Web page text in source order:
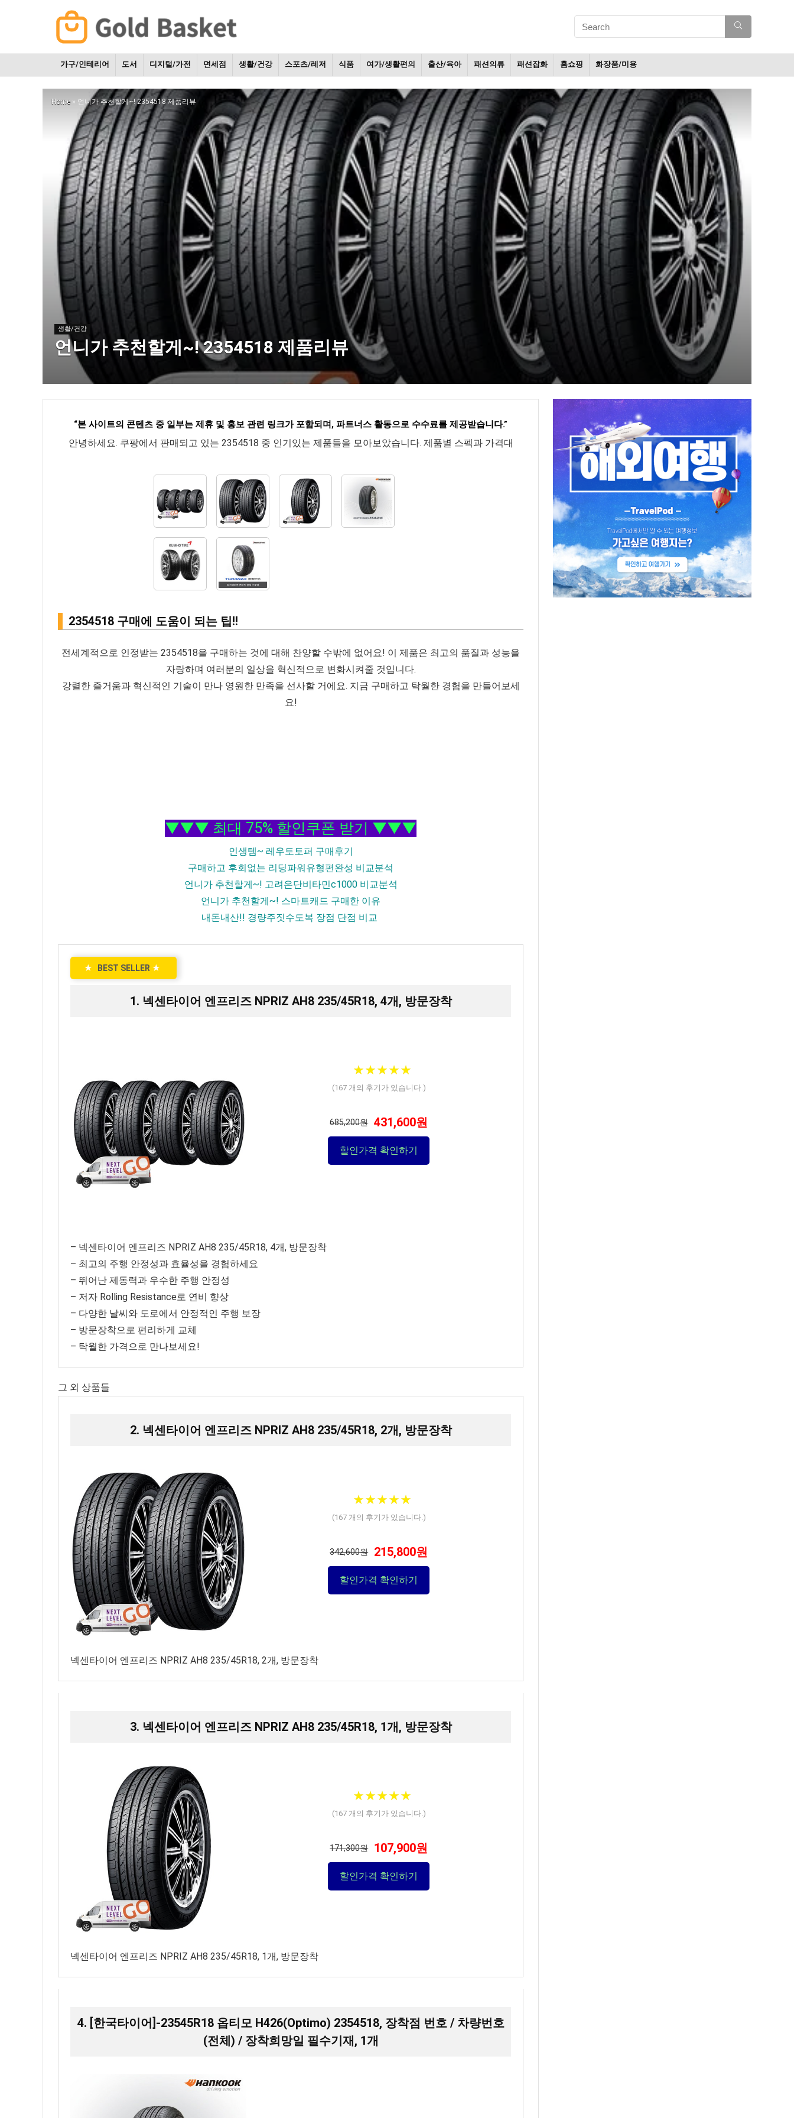
가구/인테리어 도서 디지털/가전 면세점 생활/건강 스포츠/레저 식품 여가/생활편의 출산/육아 패션의류 패션잡화 홈쇼핑 화장품/미용
Home » 언니가 추천할게~! 2354518 제품리뷰
생활/건강
언니가 추천할게~! 2354518 제품리뷰
“본 사이트의 콘텐츠 중 일부는 제휴 및 홍보 관련 링크가 포함되며, 파트너스 활동으로 수수료를 제공받습니다.”
안녕하세요. 쿠팡에서 판매되고 있는 2354518 중 인기있는 제품들을 모아보았습니다. 제품별 스펙과 가격대
2354518 구매에 도움이 되는 팁!!
전세계적으로 인정받는 2354518을 구매하는 것에 대해 찬양할 수밖에 없어요! 이 제품은 최고의 품질과 성능을
자랑하며 여러분의 일상을 혁신적으로 변화시켜줄 것입니다.
강렬한 즐거움과 혁신적인 기술이 만나 영원한 만족을 선사할 거에요. 지금 구매하고 탁월한 경험을 만들어보세
요!
▼▼▼ 최대 75% 할인쿠폰 받기 ▼▼▼
인생템~ 레우토토퍼 구매후기
구매하고 후회없는 리딩파워유형편완성 비교분석
언니가 추천할게~! 고려은단비타민c1000 비교분석
언니가 추천할게~! 스마트캐드 구매한 이유
내돈내산!! 경량주짓수도복 장점 단점 비교
★ BEST SELLER ★
1. 넥센타이어 엔프리즈 NPRIZ AH8 235/45R18, 4개, 방문장착
★★★★★
★★★★★
(167개의 후기가 있습니다.)
685,200원 431,600원
할인가격 확인하기
– 넥센타이어 엔프리즈 NPRIZ AH8 235/45R18, 4개, 방문장착
– 최고의 주행 안정성과 효율성을 경험하세요
– 뛰어난 제동력과 우수한 주행 안정성
– 저자 Rolling Resistance로 연비 향상
– 다양한 날씨와 도로에서 안정적인 주행 보장
– 방문장착으로 편리하게 교체
– 탁월한 가격으로 만나보세요!
그 외 상품들
2. 넥센타이어 엔프리즈 NPRIZ AH8 235/45R18, 2개, 방문장착
★★★★★
★★★★★
(167개의 후기가 있습니다.)
342,600원 215,800원
할인가격 확인하기
넥센타이어 엔프리즈 NPRIZ AH8 235/45R18, 2개, 방문장착
3. 넥센타이어 엔프리즈 NPRIZ AH8 235/45R18, 1개, 방문장착
★★★★★
★★★★★
(167개의 후기가 있습니다.)
171,300원 107,900원
할인가격 확인하기
넥센타이어 엔프리즈 NPRIZ AH8 235/45R18, 1개, 방문장착
4. [한국타이어]-23545R18 옵티모 H426(Optimo) 2354518, 장착점 번호 / 차량번호
(전체) / 장착희망일 필수기재, 1개